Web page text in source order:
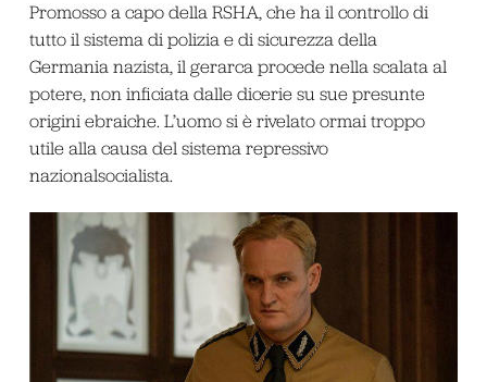
Promosso a capo della RSHA, che ha il controllo di
tutto il sistema di polizia e di sicurezza della
Germania nazista, il gerarca procede nella scalata al
potere, non inficiata dalle dicerie su sue presunte
origini ebraiche. L’uomo si è rivelato ormai troppo
utile alla causa del sistema repressivo
nazionalsocialista.